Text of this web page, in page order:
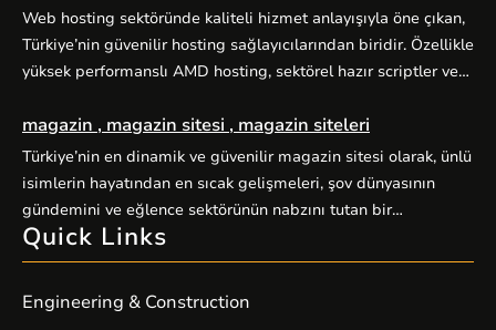
başarıyı doğrudan etkiler. Alo Vize Randevu (alovizerandevu
), Ankara merkezli profesyonel vize danışmanlığı hizmetiyle
bu süreci sizin için kolaylaştırır. […]
Web hosting sektöründe kaliteli hizmet anlayışıyla öne çıkan,
Türkiye’nin güvenilir hosting sağlayıcılarından biridir. Özellikle
yüksek performanslı AMD hosting, sektörel hazır scriptler ve
sunuyor. Yüksek performanslı AMD hosting paketleri, güçlü
AMD EPYC işlemciler ve NVMe SSD disklerle donatılmış
sunucular üzerine kuruludur. E-ticaret siteleri, kurumsal web
siteleri, bloglar ve yüksek […]
magazin , magazin sitesi , magazin siteleri
Türkiye’nin en dinamik ve güvenilir magazin sitesi olarak, ünlü
isimlerin hayatından en sıcak gelişmeleri, şov dünyasının
gündemini ve eğlence sektörünün nabzını tutan bir
platformdur. Magazin severlerin ilk adresi olan sitemiz,
kaliteli içerik üretimiyle fark yaratıyor. Güncel haberler, özel
sizleri ekrandan uzaklaştıramayacağınız bir içerik dünyasına
Quick Links
Engineering & Construction